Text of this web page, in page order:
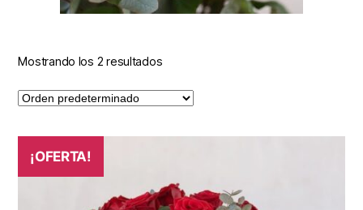
Mostrando los 2 resultados
¡OFERTA!